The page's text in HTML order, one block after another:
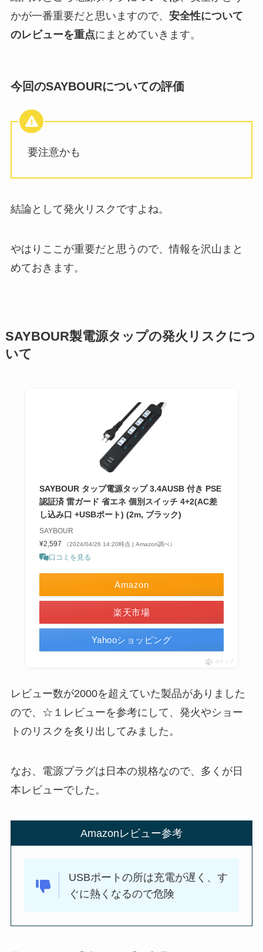
かが一番重要だと思いますので、 安全性について
のレビューを重点にまとめていきます。
今回のSAYBOURについての評価
要注意かも
結論として発火リスクですよね。
やはりここが重要だと思うので、情報を沢山まと
めておきます。
SAYBOUR製電源タップの発火リスクにつ
いて
SAYBOUR タップ電源タップ 3.4AUSB 付き PSE
認証済 雷ガード 省エネ 個別スイッチ 4+2(AC差
し込み口 +USBポート) (2m, ブラック)
SAYBOUR
¥2,597
（2024/04/26 14:20時点 | Amazon調べ）
口コミを見る
Amazon
楽天市場
Yahooショッピング
ポチップ
レビュー数が2000を超えていた製品がありました
ので、☆１レビューを参考にして、発火やショー
トのリスクを炙り出してみました。
なお、電源プラグは日本の規格なので、多くが日
本レビューでした。
Amazonレビュー参考
USBポートの所は充電が遅く、す
ぐに熱くなるので危険